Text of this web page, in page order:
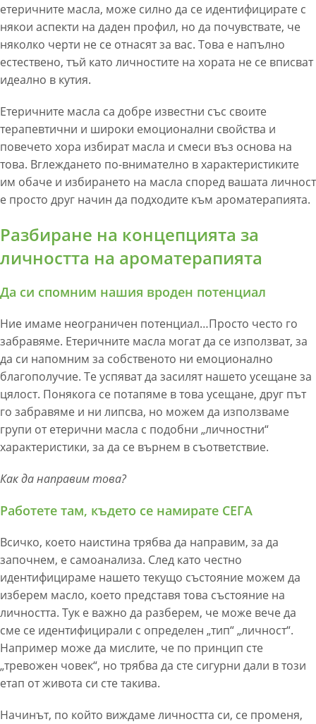
етеричните масла, може силно да се идентифицирате с
някои аспекти на даден профил, но да почувствате, че
няколко черти не се отнасят за вас. Това е напълно
естествено, тъй като личностите на хората не се вписват
идеално в кутия.
Етеричните масла са добре известни със своите
терапевтични и широки емоционални свойства и
повечето хора избират масла и смеси въз основа на
това. Вглеждането по-внимателно в характеристиките
им обаче и избирането на масла според вашата личност
е просто друг начин да подходите към ароматерапията.
Разбиране на концепцията за
личността на ароматерапията
Да си спомним нашия вроден потенциал
Ние имаме неограничен потенциал…Просто често го
забравяме. Етеричните масла могат да се използват, за
да си напомним за собственото ни емоционално
благополучие. Те успяват да засилят нашето усещане за
цялост. Понякога се потапяме в това усещане, друг път
го забравяме и ни липсва, но можем да използваме
групи от етерични масла с подобни „личностни“
характеристики, за да се върнем в съответствие.
Как да направим това?
Работете там, където се намирате СЕГА
Всичко, което наистина трябва да направим, за да
започнем, е самоанализа. След като честно
идентифицираме нашето текущо състояние можем да
изберем масло, което представя това състояние на
личността. Тук е важно да разберем, че може вече да
сме се идентифицирали с определен „тип“ „личност“.
Например може да мислите, че по принцип сте
„тревожен човек“, но трябва да сте сигурни дали в този
етап от живота си сте такива.
Начинът, по който виждаме личността си, се променя,